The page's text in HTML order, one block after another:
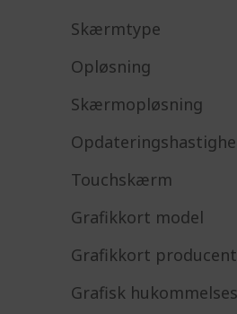
Skærmtype
Opløsning
Skærmopløsning
Touchskærm
Grafikkort model
Grafikkort producent
Grafisk